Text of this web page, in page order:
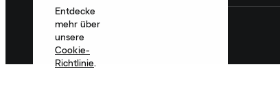
Entdecke
mehr über
unsere
Cookie-
Richtlinie.